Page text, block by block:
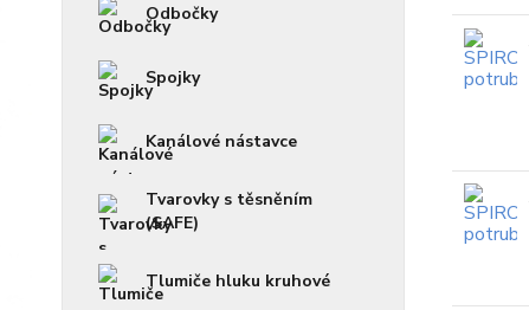
Odbočky
Spojky
Kanálové nástavce
Tvarovky s těsněním
(SAFE)
Tlumiče hluku kruhové